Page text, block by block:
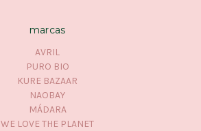
marcas
AVRIL
PURO BIO
KURE BAZAAR
NAOBAY
MÁDARA
WE LOVE THE PLANET